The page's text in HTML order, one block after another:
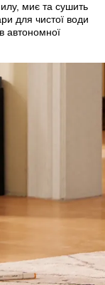
миє та сушить
для чистої води
автономної